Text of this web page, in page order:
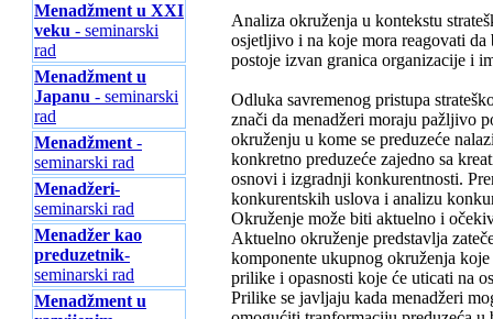
Menadžment u XXI
veku - seminarski
rad
Menadžment u
Japanu - seminarski
rad
Menadžment -
seminarski rad
Menadžeri-
seminarski rad
Menadžer kao
preduzetnik-
seminarski rad
Menadžment u
Analiza okruženja u kontekstu
osjetljivo i na koje mora reagovati
postoje izvan granica organizacije i
Odluka savremenog pristupa
znači da menadžeri moraju pažljivo
okruženju u kome se preduzeće
konkretno preduzeće zajedno sa
osnovi i izgradnji konkurentnosti.
konkurentskih uslova i analizu
Okruženje može biti aktuelno i
Aktuelno okruženje predstavlja
komponente ukupnog okruženja
prilike i opasnosti koje će uticati na
Prilike se javljaju kada menadžeri